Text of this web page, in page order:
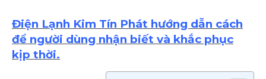
Điện Lạnh Kim Tín Phát hướng dẫn cách
để người dùng nhận biết và khắc phục
kịp thời.